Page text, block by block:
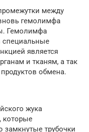
между
гемолимфа
Гемолимфа
специальные
является
и тканям, а так
обмена.
жука
которые
замкнутые трубочки